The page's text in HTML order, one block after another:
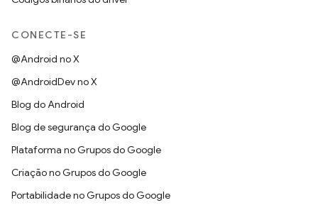
CONECTE-SE
@Android no X
@AndroidDev no X
Blog do Android
Blog de segurança do Google
Plataforma no Grupos do Google
Criação no Grupos do Google
Portabilidade no Grupos do Google